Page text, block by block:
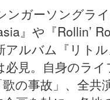
ンガーソングラ
』や『Rollin’
アルバム『リト
見。自身のラ
の事故」、全共